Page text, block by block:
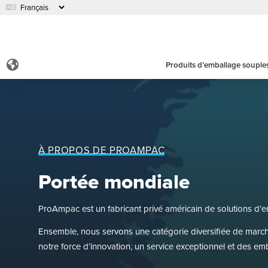
Produits d’emballage
À PROPOS DE PROAMPAC
Portée mondiale
ProAmpac est un fabricant privé américain de solutions
Ensemble, nous servons une catégorie diversifiée de
notre force d’innovation, un service exceptionnel et des